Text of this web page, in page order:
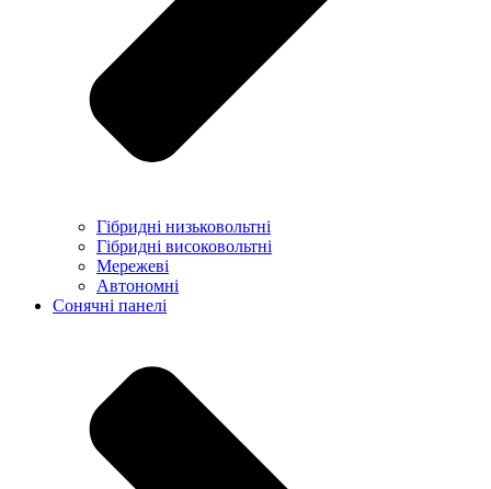
Гібридні низьковольтні
Гібридні високовольтні
Мережеві
Автономні
Сонячні панелі